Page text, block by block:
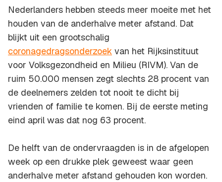
Nederlanders hebben steeds meer moeite met het
houden van de anderhalve meter afstand. Dat
blijkt uit een grootschalig
coronagedragsonderzoek van het Rijksinstituut
voor Volksgezondheid en Milieu (RIVM). Van de
ruim 50.000 mensen zegt slechts 28 procent van
de deelnemers zelden tot nooit te dicht bij
vrienden of familie te komen. Bij de eerste meting
eind april was dat nog 63 procent.
De helft van de ondervraagden is in de afgelopen
week op een drukke plek geweest waar geen
anderhalve meter afstand gehouden kon worden.